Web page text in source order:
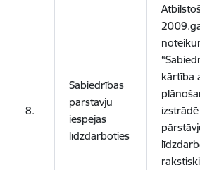
8.
Sabiedrības
pārstāvju
iespējas
līdzdarboties
kārtība